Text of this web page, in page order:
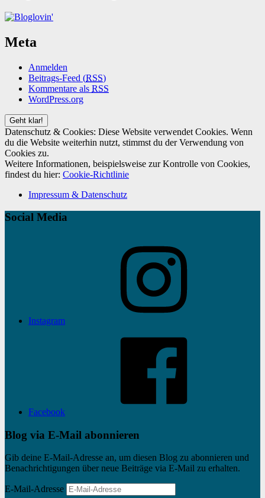
Meta
Anmelden
Beitrags-Feed (RSS)
Kommentare als RSS
WordPress.org
Datenschutz & Cookies: Diese Website verwendet Cookies. Wenn
du die Website weiterhin nutzt, stimmst du der Verwendung von
Cookies zu.
Weitere Informationen, beispielsweise zur Kontrolle von Cookies,
findest du hier: Cookie-Richtlinie
Impressum & Datenschutz
Social Media
Instagram
Facebook
Blog via E-Mail abonnieren
Gib deine E-Mail-Adresse an, um diesen Blog zu abonnieren und
Benachrichtigungen über neue Beiträge via E-Mail zu erhalten.
E-Mail-Adresse